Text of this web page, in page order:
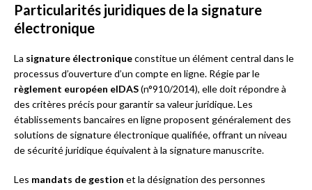
Particularités juridiques de la signature
électronique
La signature électroniqueconstitue un élément central dans le
processus d’ouverture d’un compte en ligne. Régie par le
règlement européen eIDAS(n°910/2014), elle doit répondre à
des critères précis pour garantir sa valeur juridique. Les
établissements bancaires en ligne proposent généralement des
solutions de signature électronique qualifiée, offrant un niveau
de sécurité juridique équivalent à la signature manuscrite.
Les mandats de gestion et la désignation des personnes